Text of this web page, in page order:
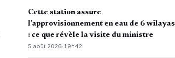
Cette station assure
l’approvisionnement en eau de 6 wilayas
: ce que révèle la visite du ministre
5 août 2026·19h42